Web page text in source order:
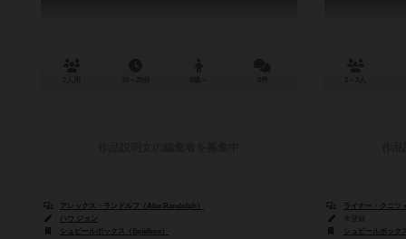
アレックス・ランドルフ（Alex Randolph）
ハウ ジョン
シュピールボックス（Spielbox）
ライナー・クニツ
シュピールボック